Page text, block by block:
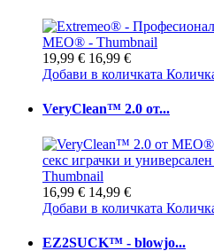
19,99 € 16,99 €
Добави в количката
VeryClean™ 2.0 от...
16,99 € 14,99 €
Добави в количката
EZ2SUCK™ - blowjo...